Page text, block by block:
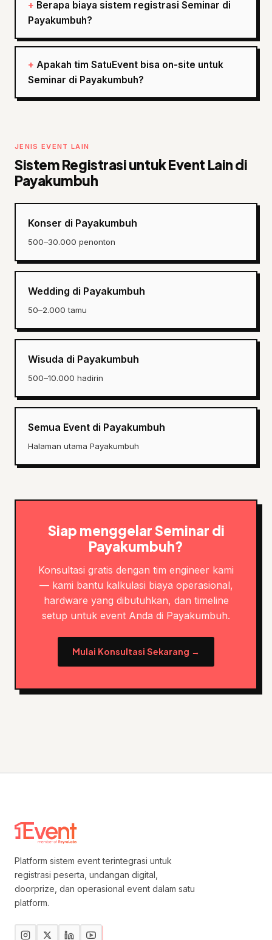
Berapa biaya sistem registrasi Seminar di
Payakumbuh?
Apakah tim SatuEvent bisa on-site untuk
Seminar di Payakumbuh?
JENIS EVENT LAIN
Sistem Registrasi untuk Event Lain di
Payakumbuh
Konser di Payakumbuh
500–30.000 penonton
Wedding di Payakumbuh
50–2.000 tamu
Wisuda di Payakumbuh
500–10.000 hadirin
Semua Event di Payakumbuh
Halaman utama Payakumbuh
Siap menggelar Seminar di
Payakumbuh?
Konsultasi gratis dengan tim engineer kami
— kami bantu kalkulasi biaya operasional,
hardware yang dibutuhkan, dan timeline
setup untuk event Anda di Payakumbuh.
Mulai Konsultasi Sekarang →
Platform sistem event terintegrasi untuk
registrasi peserta, undangan digital,
doorprize, dan operasional event dalam satu
platform.